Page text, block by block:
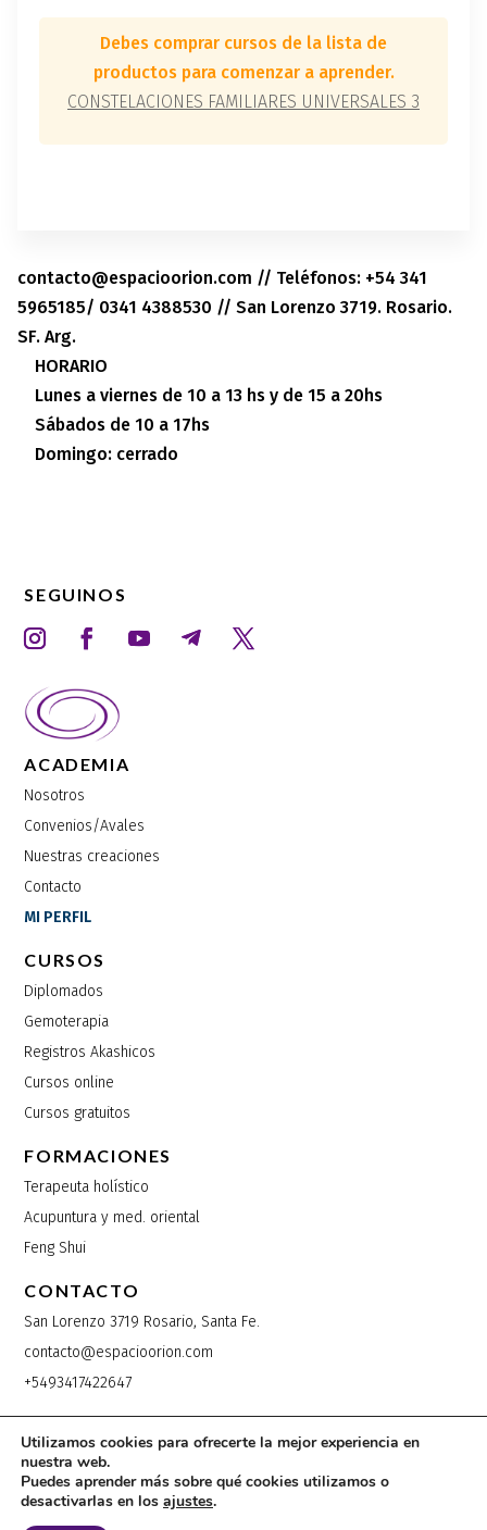
Debes comprar cursos de la lista de
productos para comenzar a aprender.
CONSTELACIONES FAMILIARES UNIVERSALES 3
contacto@espacioorion.com // Teléfonos: +54 341
5965185/ 0341 4388530 // San Lorenzo 3719. Rosario.
SF. Arg.
HORARIO
Lunes a viernes de 10 a 13 hs y de 15 a 20hs
Sábados de 10 a 17hs
Domingo: cerrado
SEGUINOS
ACADEMIA
Nosotros
Convenios/Avales
Nuestras creaciones
Contacto
MI PERFIL
CURSOS
Diplomados
Gemoterapia
Registros Akashicos
Cursos online
Cursos gratuitos
FORMACIONES
Terapeuta holístico
Acupuntura y med. oriental
Feng Shui
CONTACTO
San Lorenzo 3719 Rosario, Santa Fe.
contacto@espacioorion.com
+5493417422647
Copyright 2025 © | Espacio Orion®
Diseñado por
Utilizamos cookies para ofrecerte la mejor experiencia en
nuestra web.
Puedes aprender más sobre qué cookies utilizamos o
desactivarlas en los ajustes.